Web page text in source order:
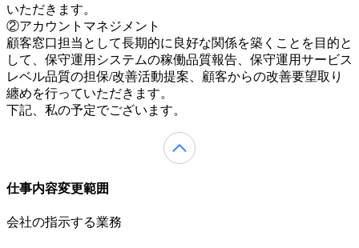
いただきます。
②アカウントマネジメント
顧客窓口担当として長期的に良好な関係を築くことを目的と
して、保守運用システムの稼働品質報告、保守運用サービス
レベル品質の担保/改善活動提案、顧客からの改善要望取り
纏めを行っていただきます。
下記、私の予定でございます。
仕事内容変更範囲
会社の指示する業務